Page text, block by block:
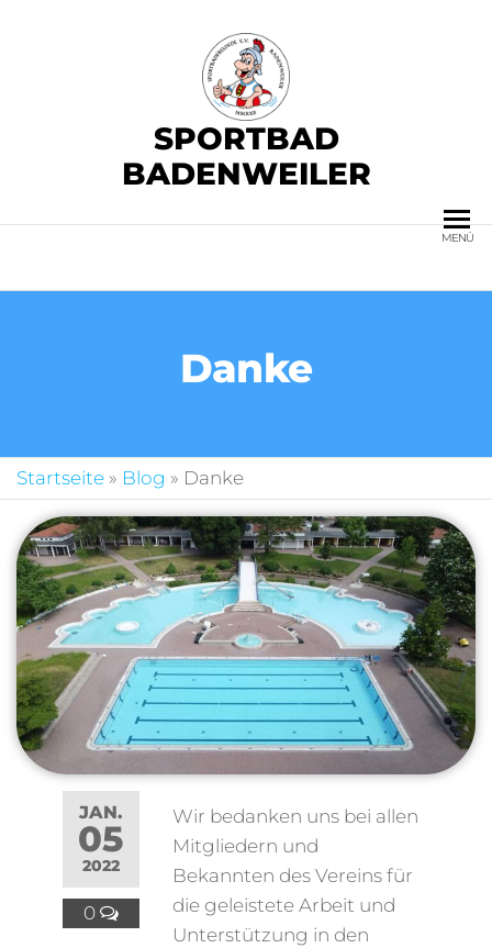
SPORTBAD
BADENWEILER
MENÜ
Danke
Startseite » Blog » Danke
JAN.
05
2022
0
Wir bedanken uns bei allen
Mitgliedern und
Bekannten des Vereins für
die geleistete Arbeit und
Unterstützung in den